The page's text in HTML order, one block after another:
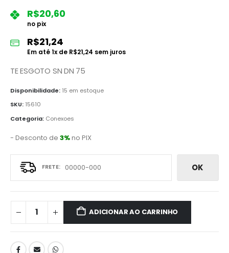
R$20,60
no pix
R$21,24
Em até1x de R$21,24 sem juros
TE ESGOTO SN DN 75
Disponibilidade: 15 em estoque
SKU: 15610
Categoria: Conexoes
- Desconto de 3%no PIX
OK
ADICIONAR AO CARRINHO